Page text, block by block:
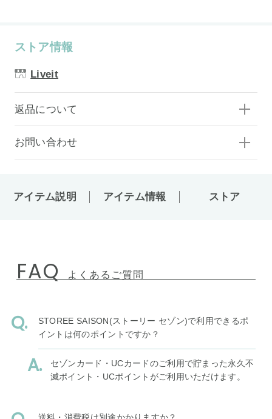
ストア情報
Liveit
返品について
お問い合わせ
アイテム説明 アイテム情報 ストア
FAQ よくあるご質問
STOREE SAISON(ストーリー セゾン)で利用できるポ
イントは何のポイントですか？
セゾンカード・UCカードのご利用で貯まった永久不
滅ポイント・UCポイントがご利用いただけます。